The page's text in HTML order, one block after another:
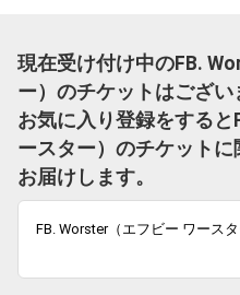
現在受け付け中のFB.
ー）のチケットはござい
お気に入り登録をする
ースター）のチケット
お届けします。
FB. Worster（エフビー ワースタ